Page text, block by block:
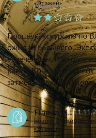
«Этажей»
Прошёл экскурсию по
ожидал большего.
увлечённым, и многое
ранее. Крыша «Этажей»
затмевала виды. В
Павел К.
Вокруг
«Этажей»